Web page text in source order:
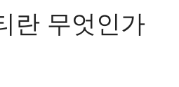
란 무엇인가